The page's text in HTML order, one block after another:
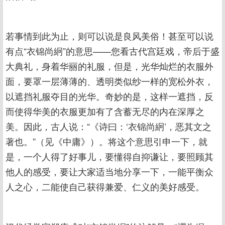
若事情到此为止，则可以说是良风美俗！甚至可以说
有点“衣锦尚絅”的意思——您看古代宫廷戏，帝后于盛
大典礼，身着华丽的礼服，但是，光华灿烂的衣服外
面，要罩一层薄薄的、透明类似纱一样的宽松外衣，
以遮挡礼服夺目的光华。奇妙的是，这样一遮挡，反
而使得华美的衣服更加有了含蓄无尽的内在深厚之
美。因此，古人说：“《诗曰：‘衣锦尚絅’，恶其文之
著也。”（见《中庸》）。将这个意思引申一下，就
是，一个人得了好事儿，要懂得自抑谦让，要照顾其
他人的感受，要让大家适当地分享一下，一能平衡众
人之心，二能使自己获得兼爱、仁义的美好感受。